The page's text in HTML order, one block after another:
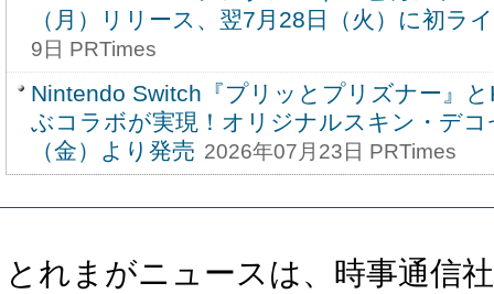
（月）リリース、翌7月28日（火）に初ラ
9日 PRTimes
Nintendo Switch『プリッとプリズナー』
ぶコラボが実現！オリジナルスキン・デ
（金）より発売 2026年07月23日 PRTimes
とれまがニュースは、時事通信